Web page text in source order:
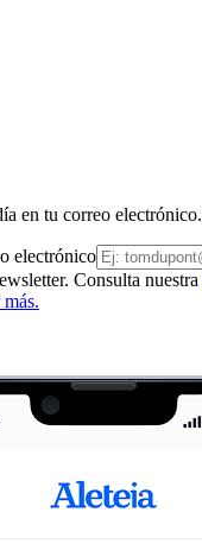
en tu correo electrónico.
electrónico
Consulta nuestra